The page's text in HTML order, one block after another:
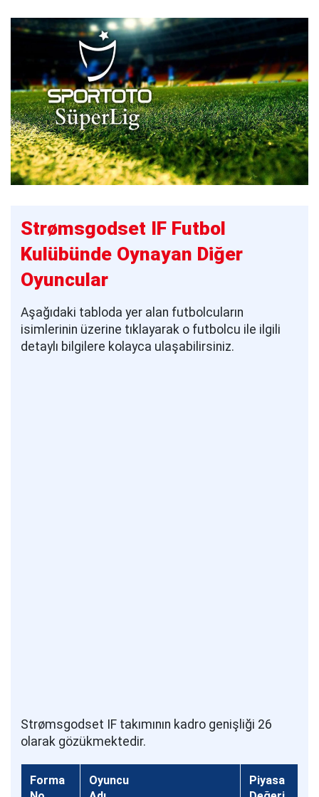
Strømsgodset IF Futbol
Kulübünde Oynayan Diğer
Oyuncular
Aşağıdaki tabloda yer alan futbolcuların
isimlerinin üzerine tıklayarak o futbolcu ile ilgili
detaylı bilgilere kolayca ulaşabilirsiniz.
Strømsgodset IF takımının kadro genişliği 26
olarak gözükmektedir.
Forma
Oyuncu
Piyasa